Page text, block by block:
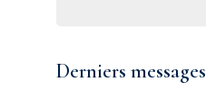
Derniers messages